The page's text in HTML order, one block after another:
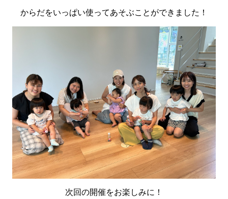
からだをいっぱい使ってあそぶことができました！
次回の開催をお楽しみに！